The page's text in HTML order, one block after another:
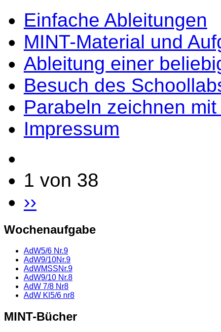
Einfache Ableitungen
MINT-Material und
Ableitung einer
Besuch des
Parabeln zeichnen
Impressum
1 von 38
››
Wochenaufgabe
AdW5/6 Nr.9
AdW9/10Nr.9
AdWMSSNr.9
AdW9/10 Nr.8
AdW 7/8 Nr8
AdW Kl5/6 nr8
MINT-Bücher